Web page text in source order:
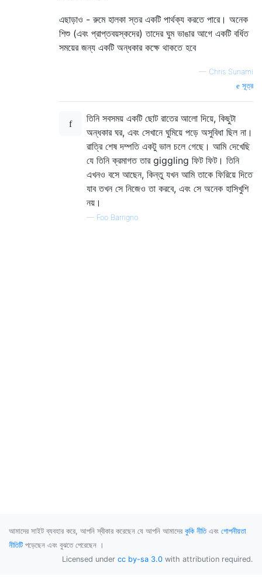
এছাড়াও - রুমে হালকা স্তর একটি পার্থক্য করতে পারে। অনেক
শিশু (এবং প্রাপ্তবয়স্কদের) তাদের ঘুম ভাঙার আগে একটি বর্ধিত
সময়ের জন্য একটি অন্ধকার কক্ষে থাকতে হবে
— Chris Sunami
সূত্র
তিনি সবসময় একটি ছোট রাতের আলো দিয়ে, কিছুটা
অন্ধকার ঘর, এবং সেখানে ঘুমিয়ে পড়ে অসুবিধা ছিল না।
রাত্রি শেষ দম্পতি একটু ভাল চলে গেছে। আমি দেখেছি
যে তিনি ক্রমাগত তার giggling ফিট ফিট। তিনি
এখনও বসে আছেন, কিন্তু যখন আমি তাকে ফিরিয়ে দিতে
যাব তখন সে নিজেও তা করবে, এবং সে অনেক হাসিখুশি
নয়।
— Foo Barrigno
আমাদের সাইট ব্যবহার করে, আপনি স্বীকার করেছেন যে আপনি আমাদের কুকি নীতিএবং গোপনীয়তা
নীতিটি পড়েছেন এবং বুঝতে পেরেছেন ।
Licensed under cc by-sa 3.0 with attribution required.